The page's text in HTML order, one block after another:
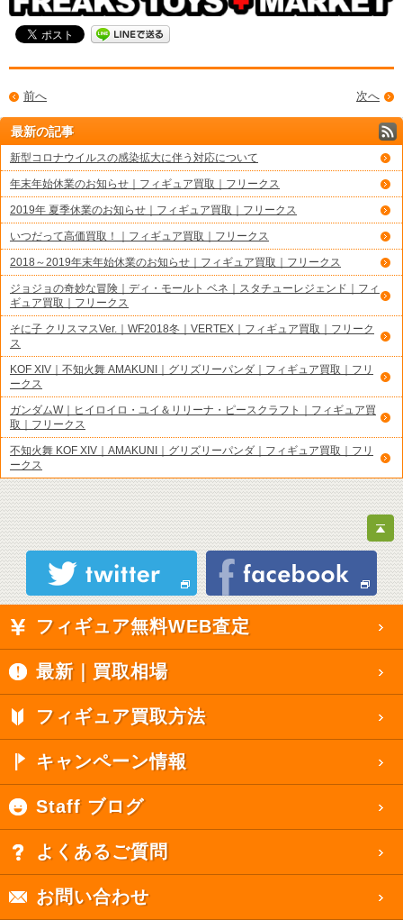
次へ
前へ
最新の記事
新型コロナウイルスの感染拡大に伴う対応について
年末年始休業のお知らせ｜フィギュア買取｜フリークス
2019年 夏季休業のお知らせ｜フィギュア買取｜フリークス
いつだって高価買取！｜フィギュア買取｜フリークス
2018～2019年末年始休業のお知らせ｜フィギュア買取｜フリークス
ジョジョの奇妙な冒険｜ディ・モールト ベネ｜スタチューレジェンド｜フィ
ギュア買取｜フリークス
そに子 クリスマスVer.｜WF2018冬｜VERTEX｜フィギュア買取｜フリーク
ス
KOF XIV｜不知火舞 AMAKUNI｜グリズリーパンダ｜フィギュア買取｜フリ
ークス
ガンダムW｜ヒイロイロ・ユイ＆リリーナ・ピースクラフト｜フィギュア買
取｜フリークス
不知火舞 KOF XIV｜AMAKUNI｜グリズリーパンダ｜フィギュア買取｜フリ
ークス
フィギュア無料WEB査定
最新｜買取相場
フィギュア買取方法
キャンペーン情報
Staff ブログ
よくあるご質問
お問い合わせ